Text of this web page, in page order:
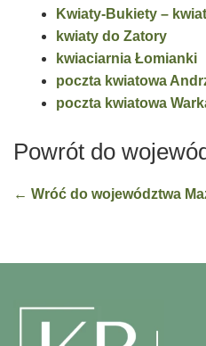
Kwiaty-Bukiety –
kwiaty do Zatory
kwiaciarnia Łomianki
poczta kwiatowa
poczta kwiatowa
Powrót do
← Wróć do województwa